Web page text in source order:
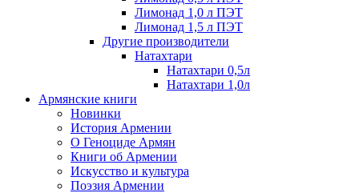
Лимонад 1,0 л ПЭТ
Лимонад 1,5 л ПЭТ
Другие производители
Натахтари
Натахтари 0,5л
Натахтари 1,0л
Армянские книги
Новинки
История Армении
О Геноциде Армян
Книги об Армении
Иcкусство и культура
Поэзия Армении